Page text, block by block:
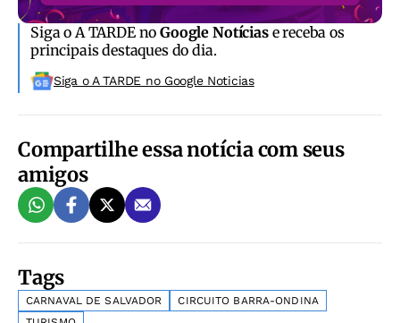
Siga o A TARDE noGoogle Notíciase receba os
principais destaques do dia.
Siga o A TARDE no Google Noticias
Compartilhe essa notícia com seus
amigos
Tags
CARNAVAL DE SALVADOR
CIRCUITO BARRA-ONDINA